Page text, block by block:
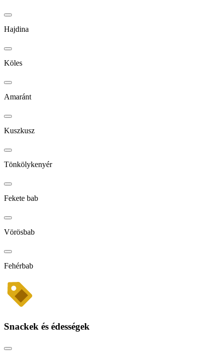
Hajdina
Köles
Amaránt
Kuszkusz
Tönkölykenyér
Fekete bab
Vörösbab
Fehérbab
Snackek és édességek